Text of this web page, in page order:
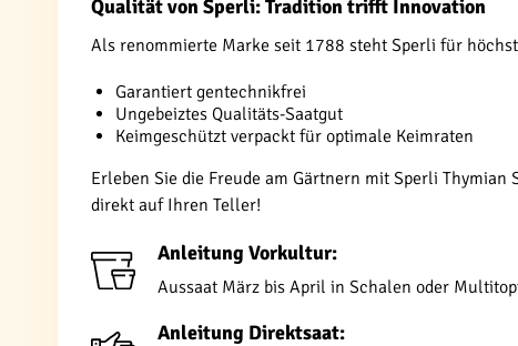
Qualität von Sperli: Tradition trifft Innovation
Als renommierte Marke seit 1788 steht Sperli für
Garantiert gentechnikfrei
Ungebeiztes Qualitäts-Saatgut
Keimgeschützt verpackt für optimale Keimraten
Erleben Sie die Freude am Gärtnern mit Sperli
direkt auf Ihren Teller!
Anleitung Vorkultur:
Aussaat März bis April in Schalen oder
Anleitung Direktsaat: